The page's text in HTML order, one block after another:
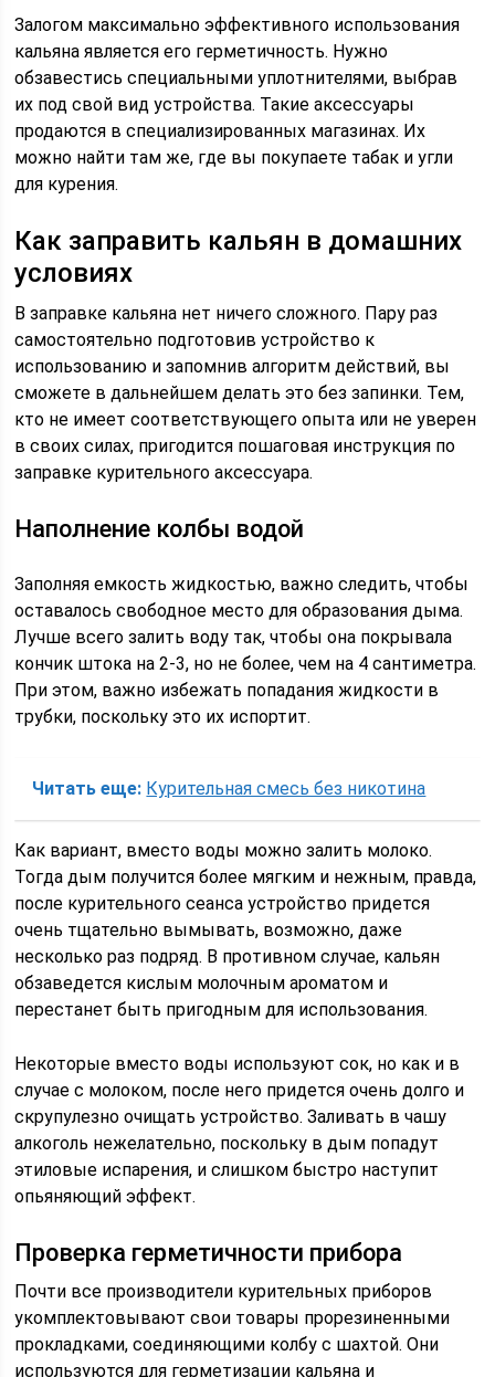
Залогом максимально эффективного использования
кальяна является его герметичность. Нужно
обзавестись специальными уплотнителями, выбрав
их под свой вид устройства. Такие аксессуары
продаются в специализированных магазинах. Их
можно найти там же, где вы покупаете табак и угли
для курения.
Как заправить кальян в домашних
условиях
В заправке кальяна нет ничего сложного. Пару раз
самостоятельно подготовив устройство к
использованию и запомнив алгоритм действий, вы
сможете в дальнейшем делать это без запинки. Тем,
кто не имеет соответствующего опыта или не уверен
в своих силах, пригодится пошаговая инструкция по
заправке курительного аксессуара.
Наполнение колбы водой
Заполняя емкость жидкостью, важно следить, чтобы
оставалось свободное место для образования дыма.
Лучше всего залить воду так, чтобы она покрывала
кончик штока на 2-3, но не более, чем на 4 сантиметра.
При этом, важно избежать попадания жидкости в
трубки, поскольку это их испортит.
Читать еще: Курительная смесь без никотина
Как вариант, вместо воды можно залить молоко.
Тогда дым получится более мягким и нежным, правда,
после курительного сеанса устройство придется
очень тщательно вымывать, возможно, даже
несколько раз подряд. В противном случае, кальян
обзаведется кислым молочным ароматом и
перестанет быть пригодным для использования.
Некоторые вместо воды используют сок, но как и в
случае с молоком, после него придется очень долго и
скрупулезно очищать устройство. Заливать в чашу
алкоголь нежелательно, поскольку в дым попадут
этиловые испарения, и слишком быстро наступит
опьяняющий эффект.
Проверка герметичности прибора
Почти все производители курительных приборов
укомплектовывают свои товары прорезиненными
прокладками, соединяющими колбу с шахтой. Они
используются для герметизации кальяна и